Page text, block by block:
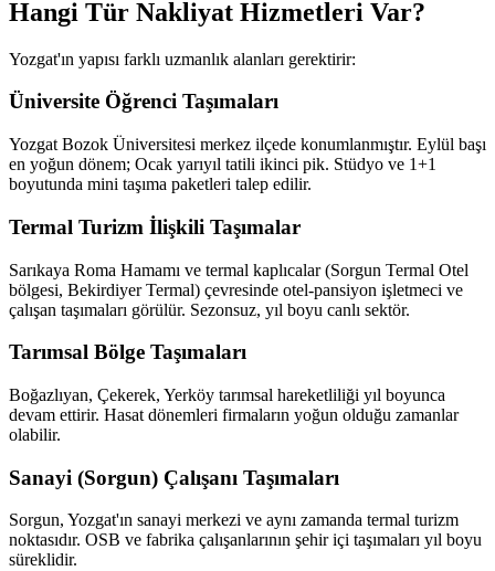
Hangi Tür Nakliyat Hizmetleri Var?
Yozgat'ın yapısı farklı uzmanlık alanları gerektirir:
Üniversite Öğrenci Taşımaları
Yozgat Bozok Üniversitesi merkez ilçede konumlanmıştır. Eylül başı
en yoğun dönem; Ocak yarıyıl tatili ikinci pik. Stüdyo ve 1+1
boyutunda mini taşıma paketleri talep edilir.
Termal Turizm İlişkili Taşımalar
Sarıkaya Roma Hamamı ve termal kaplıcalar (Sorgun Termal Otel
bölgesi, Bekirdiyer Termal) çevresinde otel-pansiyon işletmeci ve
çalışan taşımaları görülür. Sezonsuz, yıl boyu canlı sektör.
Tarımsal Bölge Taşımaları
Boğazlıyan, Çekerek, Yerköy tarımsal hareketliliği yıl boyunca
devam ettirir. Hasat dönemleri firmaların yoğun olduğu zamanlar
olabilir.
Sanayi (Sorgun) Çalışanı Taşımaları
Sorgun, Yozgat'ın sanayi merkezi ve aynı zamanda termal turizm
noktasıdır. OSB ve fabrika çalışanlarının şehir içi taşımaları yıl boyu
süreklidir.